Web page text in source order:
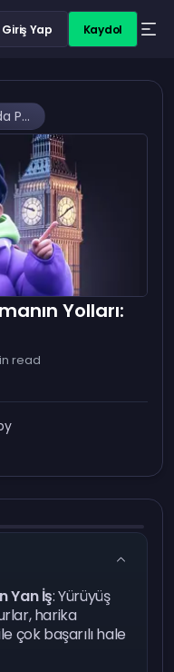
Giriş Yap Kaydol
Londra'da Para Kazanmanın Yolları: En İyi 15 Gerçekçi Ek İş
Yolları:
read
Yan İş: Yürüyüş
harika
çok başarılı hale